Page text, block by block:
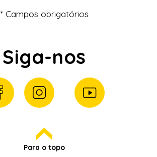
* Campos obrigatórios
Siga-nos
Para o topo